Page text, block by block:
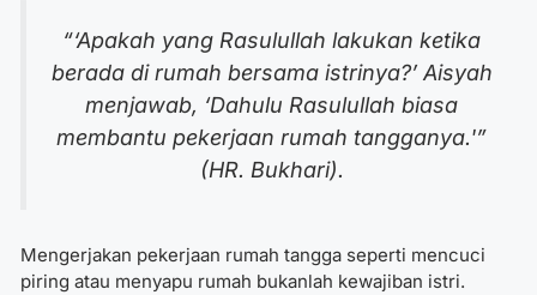
“‘Apakah yang Rasulullah lakukan ketika
berada di rumah bersama istrinya?’ Aisyah
menjawab, ‘Dahulu Rasulullah biasa
membantu pekerjaan rumah tangganya.'”
(HR. Bukhari).
Mengerjakan pekerjaan rumah tangga seperti mencuci
piring atau menyapu rumah bukanlah kewajiban istri.